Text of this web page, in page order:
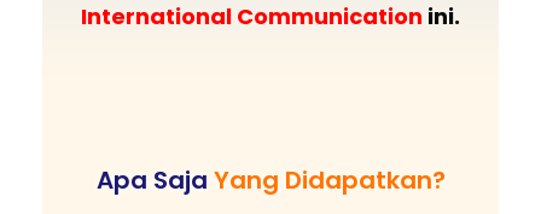
International Communication ini.
Apa Saja Yang Didapatkan?